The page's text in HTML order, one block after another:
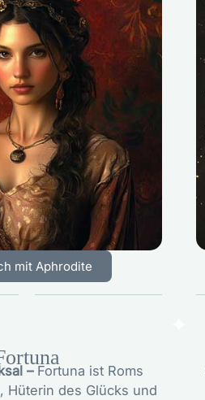
mit Aphrodite
– Fortuna ist Roms
Hüterin des Glücks und